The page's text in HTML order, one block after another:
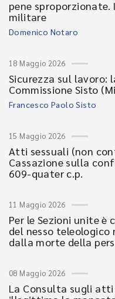
pene
militare
Domenico Notaro
18 Maggio 2026
Sicurezza sul lavoro:
Commissione Sisto
Francesco Paolo Sisto
15 Maggio 2026
Atti sessuali (non
Cassazione sulla
609-quater c.p.
11 Maggio 2026
Per le Sezioni unite
del nesso
dalla morte della
08 Maggio 2026
La Consulta sugli atti